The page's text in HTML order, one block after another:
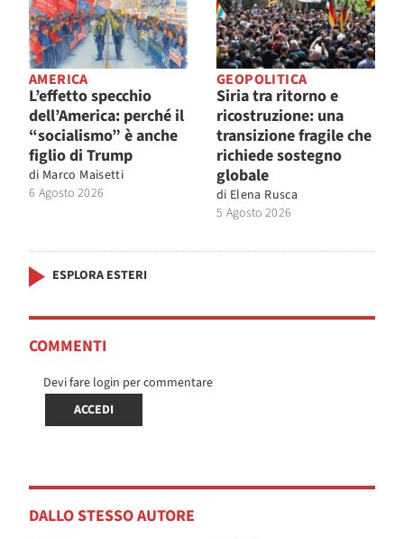
AMERICA
L’effetto specchio
dell’America: perché il
“socialismo” è anche
figlio di Trump
di Marco Maisetti
6 Agosto 2026
GEOPOLITICA
Siria tra ritorno e
ricostruzione: una
transizione fragile che
richiede sostegno
globale
di Elena Rusca
5 Agosto 2026
ESPLORA ESTERI
COMMENTI
Devi fare login per commentare
ACCEDI
DALLO STESSO AUTORE